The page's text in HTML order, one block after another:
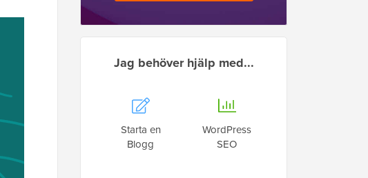
Jag behöver hjälp med...
Starta en
Blogg
WordPress
SEO